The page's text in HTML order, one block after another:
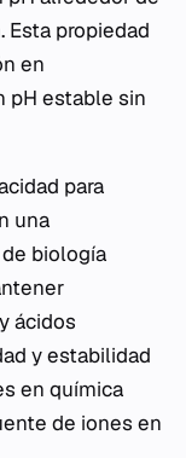
Esta propiedad
en
pH estable sin
para
una
biología
ácidos
y estabilidad
en química
de iones en